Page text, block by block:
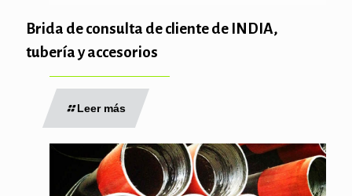
Brida de consulta de cliente de INDIA,
tubería y accesorios
Leer más